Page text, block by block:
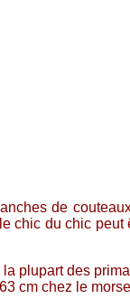
de
du chic
plupart des
cm chez le